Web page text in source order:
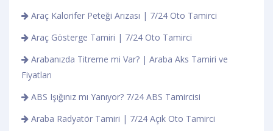
Araç Kalorifer Peteği Arızası | 7/24 Oto Tamirci
Araç Gösterge Tamiri | 7/24 Oto Tamirci
Arabanızda Titreme mi Var? | Araba Aks Tamiri ve
Fiyatları
ABS Işığınız mı Yanıyor? 7/24 ABS Tamircisi
Araba Radyatör Tamiri | 7/24 Açık Oto Tamirci